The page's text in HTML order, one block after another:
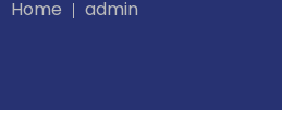
Home admin